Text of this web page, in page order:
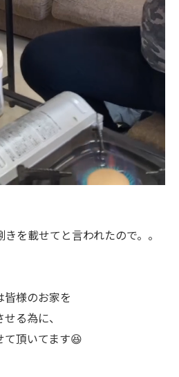
を載せてと言われたので。。
様のお家を
る為に、
頂いてます😆